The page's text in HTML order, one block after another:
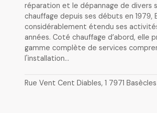
réparation et le dépannage de divers
chauffage depuis ses débuts en 1979,
considérablement étendu ses
années. Coté chauffage d’abord, elle
gamme complète de services
l'installation…
Rue Vent Cent Diables, 1 7971 Basècles